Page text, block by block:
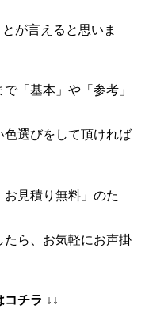
が言えると思いま
「基本」や「参考」
選びをして頂ければ
見積り無料」のた
ら、お気軽にお声掛
コチラ ↓↓